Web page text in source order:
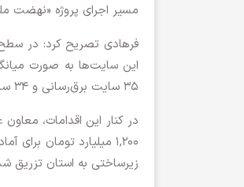
مسیر اجرای پروژه
۳۵ سایت برق‌رسانی و ۳۴ سایت گازرسانی کامل شده‌اند.
در کنار این اقدامات، معاون
زیرساختی به استان تزریق